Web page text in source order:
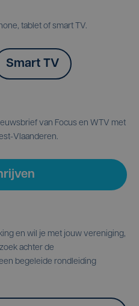
tablet of smart TV.
Smart TV
van Focus en WTV met
Vlaanderen.
en wil je met jouw vereniging,
achter de
begeleide rondleiding